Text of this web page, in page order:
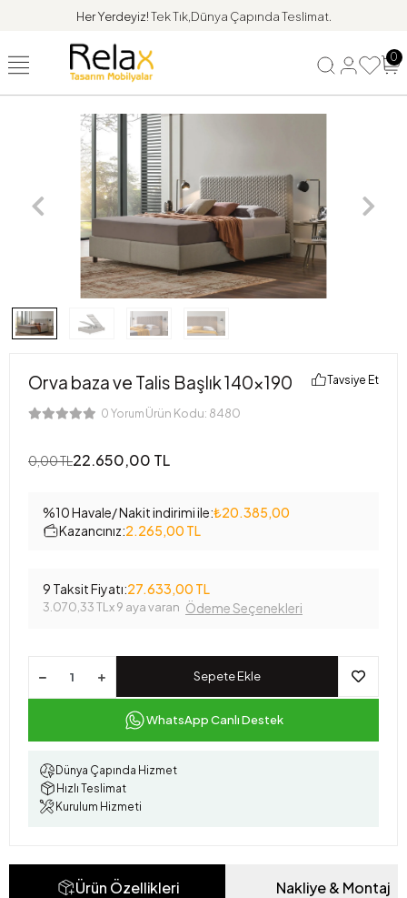
Her Yerdeyiz!Tek Tık,Dünya Çapında Teslimat.
0
Orva baza ve Talis Başlık 140x190
0 Yorum Ürün Kodu: 8480
Tavsiye Et
0,00 TL22.650,00 TL
%10 Havale/ Nakit indirimi ile:₺20.385,00
Kazancınız:2.265,00 TL
9 Taksit Fiyatı:27.633,00 TL
3.070,33 TL x 9 aya varan Ödeme Seçenekleri
Sepete Ekle
WhatsApp Canlı Destek
Dünya Çapında Hizmet
Hızlı Teslimat
Kurulum Hizmeti
Ürün Özellikleri Nakliye & Montaj